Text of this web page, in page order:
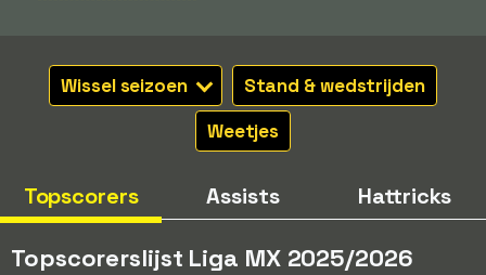
Wissel seizoen
Stand & wedstrijden
Weetjes
Topscorers Assists Hattricks
Topscorerslijst Liga MX 2025/2026